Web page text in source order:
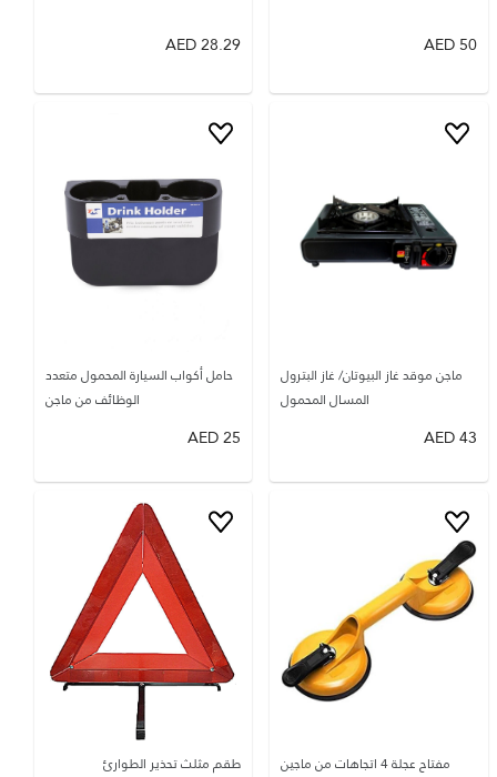
50
AED
28.29
AED
ماجن موقد غاز البيوتان/ غاز البترول
المسال المحمول
43
AED
حامل أكواب السيارة المحمول متعدد
الوظائف من ماجن
25
AED
مفتاح عجلة 4 اتجاهات من ماجين
طقم مثلث تحذير الطوارئ